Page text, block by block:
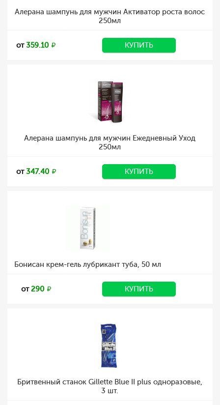
Алерана шампунь для мужчин Активатор роста волос
250мл
от359.10 КУПИТЬ
Алерана шампунь для мужчин Ежедневный Уход
250мл
от347.40 КУПИТЬ
Бонисан крем-гель лубрикант туба, 50 мл
от290 КУПИТЬ
Бритвенный станок Gillette Blue II plus одноразовые,
3 шт.